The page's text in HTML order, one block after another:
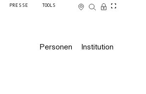
PRESSE TOOLS
Personen Institution